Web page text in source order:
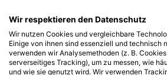
Wir respektieren den Datenschutz
Wir nutzen Cookies und vergleichbare
Einige von ihnen sind essenziell und technisch
verwenden wir Analysemethoden (z. B.
serverseitiges Tracking), um zu messen, wie
und wie sie genutzt wird. Wir verwenden